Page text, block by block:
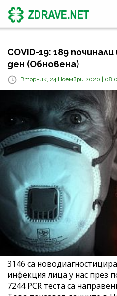
COVID-19: 189
ден (Обновена)
Вторник, 24 Ноември 2020 |
3146 са
инфекция лица у нас през
7244 PCR теста са